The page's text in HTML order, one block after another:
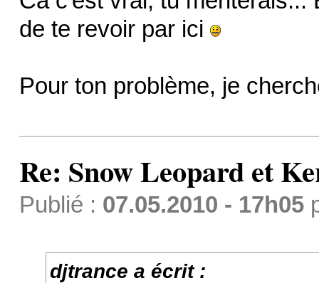
de te revoir par ici
Pour ton problème, je
Re: Snow Leopard et
Publié : 07.05.2010 - 17h05
djtrance a écrit :